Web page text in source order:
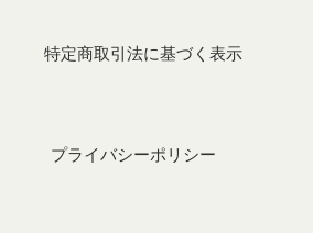
特定商取引法に基づく表示
プライバシーポリシー